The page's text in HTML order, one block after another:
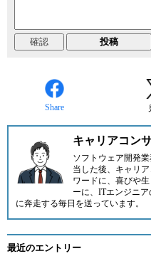
Share
キャリアコン
ソフトウェア開発
当した後、キャリ
ワードに、喜びや
ーに、ITエンジニ
に奔走する毎日を送っています。
最近のエントリー